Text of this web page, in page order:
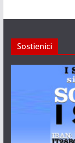
Sostienici